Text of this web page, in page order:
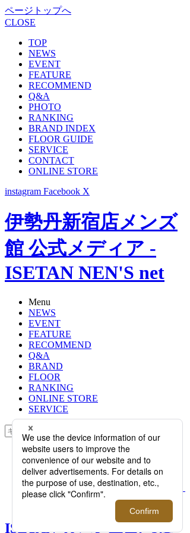
ページトップへ
CLOSE
TOP
NEWS
EVENT
FEATURE
RECOMMEND
Q&A
PHOTO
RANKING
BRAND INDEX
FLOOR GUIDE
SERVICE
CONTACT
ONLINE STORE
instagram Facebook X
伊勢丹新宿店メンズ
館 公式メディア -
ISETAN NEN'S net
Menu
NEWS
EVENT
FEATURE
RECOMMEND
Q&A
BRAND
FLOOR
RANKING
ONLINE STORE
SERVICE
TOP
PHOTO
ISETAN×ルパン三世、3度目のコラ
ボレーションは「#ルパンの夏祭り」
【7月16日（月）更新】
ISETAN×ルパン三世、3度